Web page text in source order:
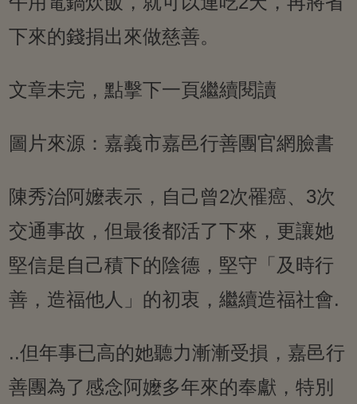
下來的錢捐出來做慈善。
文章未完，點擊下一頁繼續閱讀
圖片來源：嘉義市嘉邑行善團官網臉書
陳秀治阿嬤表示，自己曾2次罹癌、3次
交通事故，但最後都活了下來，更讓她
堅信是自己積下的陰德，堅守「及時行
善，造福他人」的初衷，繼續造福社會.
..但年事已高的她聽力漸漸受損，嘉邑行
善團為了感念阿嬤多年來的奉獻，特別